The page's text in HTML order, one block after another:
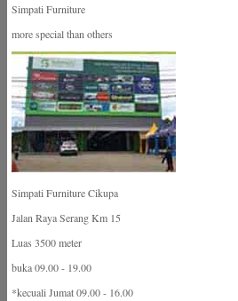
Simpati Furniture
more special than others
Simpati Furniture Cikupa
Jalan Raya Serang Km 15
Luas 3500 meter
buka 09.00 - 19.00
*kecuali Jumat 09.00 - 16.00